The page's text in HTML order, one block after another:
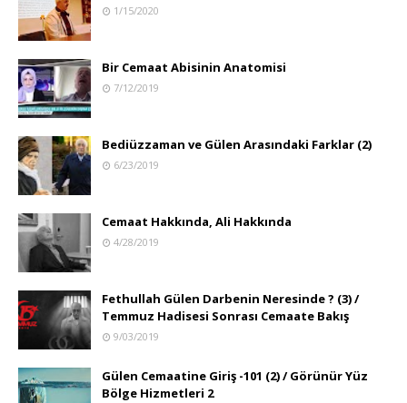
1/15/2020
Bir Cemaat Abisinin Anatomisi
7/12/2019
Bediüzzaman ve Gülen Arasındaki Farklar (2)
6/23/2019
Cemaat Hakkında, Ali Hakkında
4/28/2019
Fethullah Gülen Darbenin Neresinde ? (3) /
Temmuz Hadisesi Sonrası Cemaate Bakış
9/03/2019
Gülen Cemaatine Giriş -101 (2) / Görünür Yüz
Bölge Hizmetleri 2